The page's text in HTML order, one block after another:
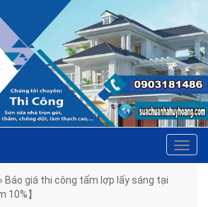
Báo giá thi công tấm lợp lấy sáng tại
10%】